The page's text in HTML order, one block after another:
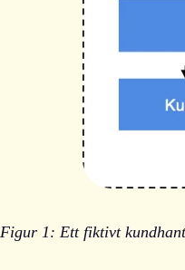
Figur 1: Ett fiktivt